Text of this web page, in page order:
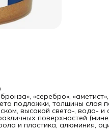
«серебро»,
подложки, толщины слоя
высокой свето-, водо- и
поверхностей
и пластика, алюминия,